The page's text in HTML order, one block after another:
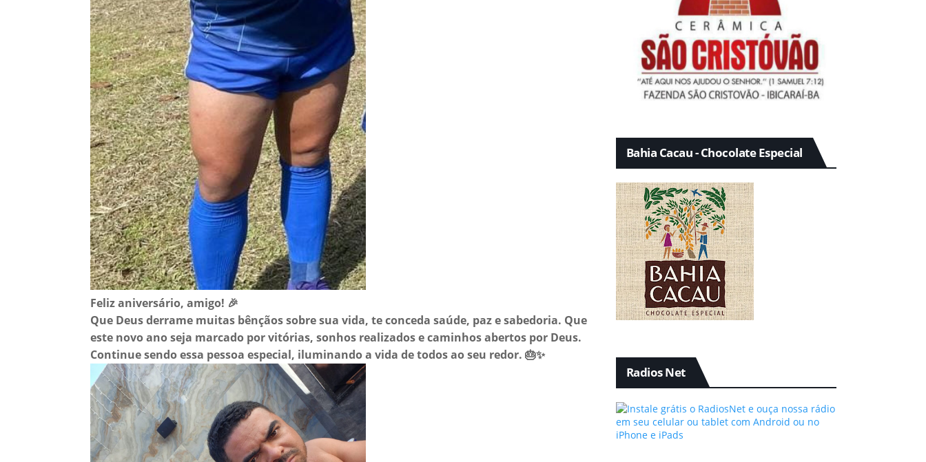
Feliz aniversário, amigo! 🎉
Que Deus derrame muitas bênçãos sobre sua vida, te conceda saúde, paz e sabedoria. Que
este novo ano seja marcado por vitórias, sonhos realizados e caminhos abertos por Deus.
Continue sendo essa pessoa especial, iluminando a vida de todos ao seu redor. 🎂✨
Bahia Cacau - Chocolate Especial
Radios Net